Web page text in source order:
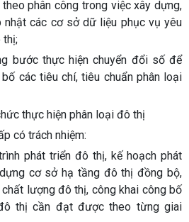
phân công trong việc xây dựng,
nhật các cơ sở dữ liệu phục vụ yêu
thị;
bước thực hiện chuyển đổi số để
các tiêu chí, tiêu chuẩn phân loại
thực hiện phân loại đô thị
có trách nhiệm:
phát triển đô thị, kế hoạch phát
cơ sở hạ tầng đô thị đồng bộ,
lượng đô thị, công khai công bố
thị cần đạt được theo từng giai